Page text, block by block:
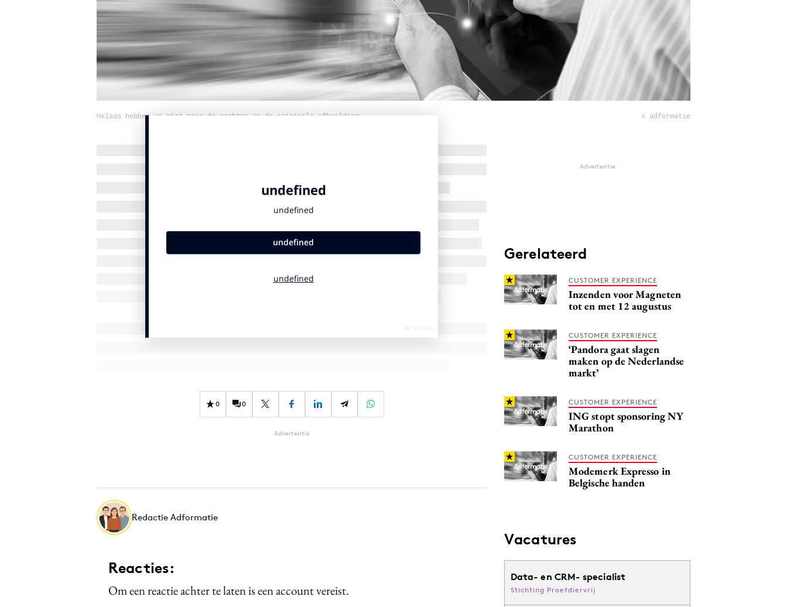
Helaas hebben we niet meer de rechten op de originele afbeelding © adformatie
0 0
Advertentie
Redactie Adformatie
Reacties:
Om een reactie achter te laten is een account vereist.
Advertentie
Gerelateerd
CUSTOMER EXPERIENCE
Inzenden voor Magneten
tot en met 12 augustus
CUSTOMER EXPERIENCE
‘Pandora gaat slagen
maken op de Nederlandse
markt’
CUSTOMER EXPERIENCE
ING stopt sponsoring NY
Marathon
CUSTOMER EXPERIENCE
Modemerk Expresso in
Belgische handen
Vacatures
Data- en CRM- specialist
Stichting Proefdiervrij